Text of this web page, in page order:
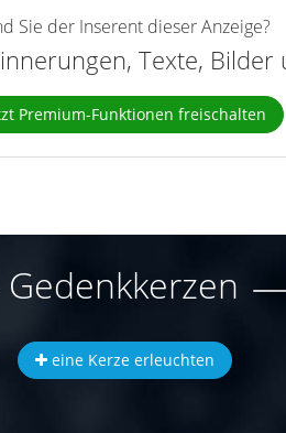
Sie der Inserent dieser Anzeige?
Texte,
Premium-Funktionen freischalten
Gedenkkerzen
eine Kerze erleuchten